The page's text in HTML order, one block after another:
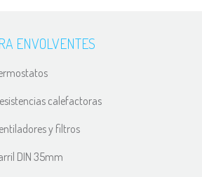
ENVOLVENTES
calefactoras
y filtros
DIN 35mm